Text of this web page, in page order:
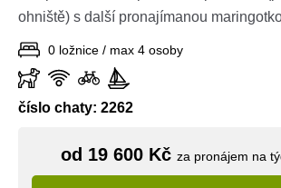
ohniště) s další pronajímanou
0 ložnice / max 4 osoby
číslo chaty: 2262
od 19 600 Kč za pronájem na